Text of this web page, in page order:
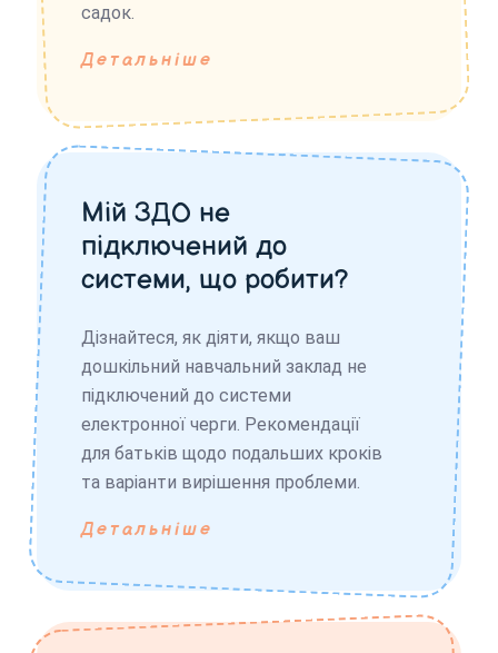
садок.
Детальніше
Мій ЗДО не
підключений до
системи, що робити?
Дізнайтеся, як діяти, якщо ваш
дошкільний навчальний заклад не
підключений до системи
електронної черги. Рекомендації
для батьків щодо подальших кроків
та варіанти вирішення проблеми.
Детальніше